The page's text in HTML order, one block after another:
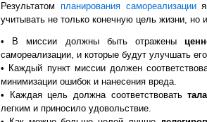
Результатом планирования самореализации
учитывать не только конечную цель жизни, но
• В миссии должны быть отражены
самореализации, и которые будут улучшать
• Каждый пункт миссии должен
минимизации ошибок и нанесения вреда.
• Каждая цель должна соответствовать
легким и приносило удовольствие.